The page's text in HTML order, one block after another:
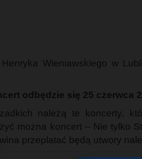
Wieniawskiego w
odbędzie się 25 czerwca
należą te koncerty,
można koncert – Nie tylko
przeplatać będą utwory